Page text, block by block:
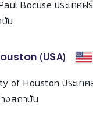
Bocuse ประเทศฝ
น
(USA)
of Houston ประเท
งสถาบัน